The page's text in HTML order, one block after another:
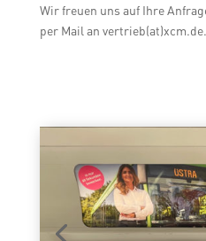
Wir freuen uns auf Ihre
per Mail an vertrieb(at)xcm.de.